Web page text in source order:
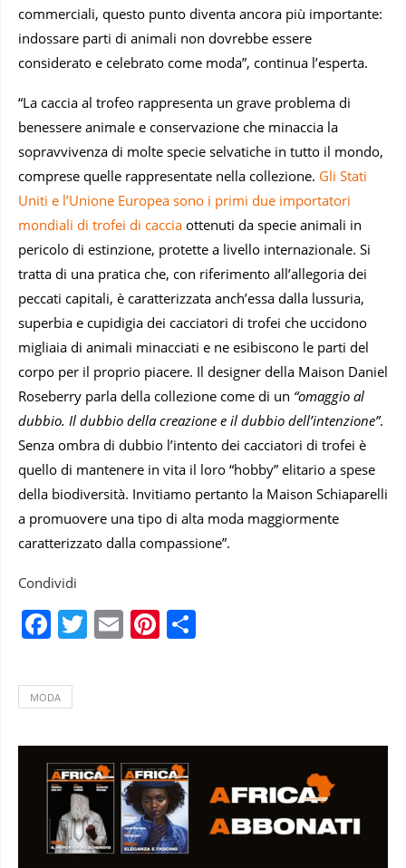
commerciali, questo punto diventa ancora più importante:
indossare parti di animali non dovrebbe essere
considerato e celebrato come moda”, continua l’esperta.
“La caccia al trofeo rappresenta un grave problema di
benessere animale e conservazione che minaccia la
sopravvivenza di molte specie selvatiche in tutto il mondo,
comprese quelle rappresentate nella collezione. Gli Stati
Uniti e l’Unione Europea sono i primi due importatori
mondiali di trofei di caccia ottenuti da specie animali in
pericolo di estinzione, protette a livello internazionale. Si
tratta di una pratica che, con riferimento all’allegoria dei
peccati capitali, è caratterizzata anch’essa dalla lussuria,
superbia e cupidigia dei cacciatori di trofei che uccidono
migliaia di animali minacciati e ne esibiscono le parti del
corpo per il proprio piacere. Il designer della Maison Daniel
Roseberry parla della collezione come di un “omaggio al
dubbio. Il dubbio della creazione e il dubbio dell’intenzione”.
Senza ombra di dubbio l’intento dei cacciatori di trofei è
quello di mantenere in vita il loro “hobby” elitario a spese
della biodiversità. Invitiamo pertanto la Maison Schiaparelli
a promuovere una tipo di alta moda maggiormente
caratterizzato dalla compassione”.
Condividi
Facebook
Twitter
EmailPinterest
MODA